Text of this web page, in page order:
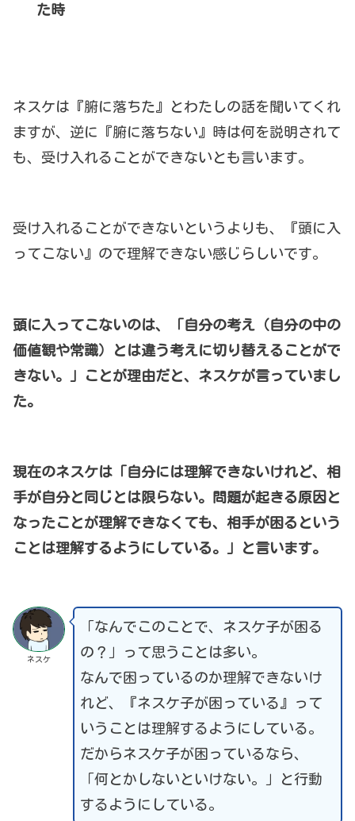
た時
ネスケは『腑に落ちた』とわたしの話を聞いてくれ
ますが、逆に『腑に落ちない』時は何を説明されて
も、受け入れることができないとも言います。
受け入れることができないというよりも、『頭に入
ってこない』ので理解できない感じらしいです。
頭に入ってこないのは、「自分の考え（自分の中の
価値観や常識）とは違う考えに切り替えることがで
きない。」ことが理由だと、ネスケが言っていまし
た。
現在のネスケは「自分には理解できないけれど、相
手が自分と同じとは限らない。問題が起きる原因と
なったことが理解できなくても、相手が困るという
ことは理解するようにしている。」と言います。
ネスケ
「なんでこのことで、ネスケ子が困る
の？」って思うことは多い。
なんで困っているのか理解できないけ
れど、『ネスケ子が困っている』って
いうことは理解するようにしている。
だからネスケ子が困っているなら、
「何とかしないといけない。」と行動
するようにしている。